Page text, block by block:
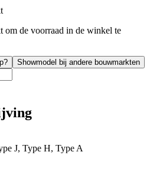
om de voorraad in de winkel te
Showmodel bij andere bouwmarkten
J, Type H, Type A